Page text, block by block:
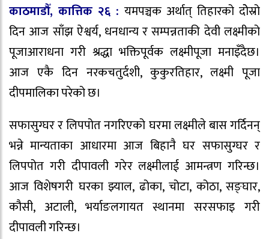
काठमाडौँ, कात्तिक २६ : यमपञ्चक अर्थात् तिहारको दोेस्रो
दिन आज साँझ ऐश्वर्य, धनधान्य र सम्पन्नताकी देवी लक्ष्मीको
पूजाआराधना गरी श्रद्धा भक्तिपूर्वक लक्ष्मीपूजा मनाइँदैछ।
आज एकै दिन नरकचतुर्दशी, कुकुरतिहार, लक्ष्मी पूजा
दीपमालिका परेको छ।
सफासुग्घर र लिपपोत नगरिएको घरमा लक्ष्मीले बास गर्दिनन्
भन्ने मान्यताका आधारमा आज बिहानै घर सफासुग्घर र
लिपपोत गरी दीपावली गरेर लक्ष्मीलाई आमन्त्रण गरिन्छ।
आज विशेषगरी घरका झ्याल, ढोका, चोटा, कोठा, सङ्घार,
कौसी, अटाली, भर्याङलगायत स्थानमा सरसफाइ गरी
दीपावली गरिन्छ।